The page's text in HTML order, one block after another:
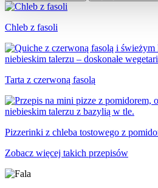
Chleb z fasoli
Tarta z czerwoną fasolą
Pizzerinki z chleba tostowego z
Zobacz więcej takich przepisów